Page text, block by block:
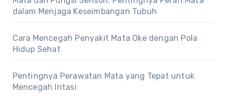
dalam Menjaga Keseimbangan Tubuh
Cara Mencegah Penyakit Mata Oke dengan Pola
Hidup Sehat
Pentingnya Perawatan Mata yang Tepat untuk
Mencegah Iritasi